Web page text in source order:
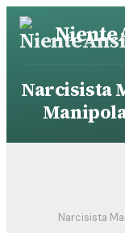
Vai
Narcisista
Narcisista